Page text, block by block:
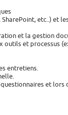
SharePoint, etc..)
et la gestion
et processus
entretiens.
et